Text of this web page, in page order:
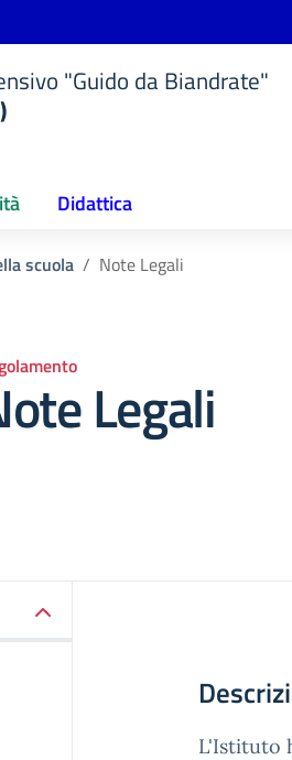
"Guido da Biandrate"
Didattica
scuola Note Legali
Legali
L'Istituto